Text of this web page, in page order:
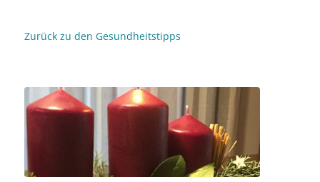
Zurück zu den Gesundheitstipps